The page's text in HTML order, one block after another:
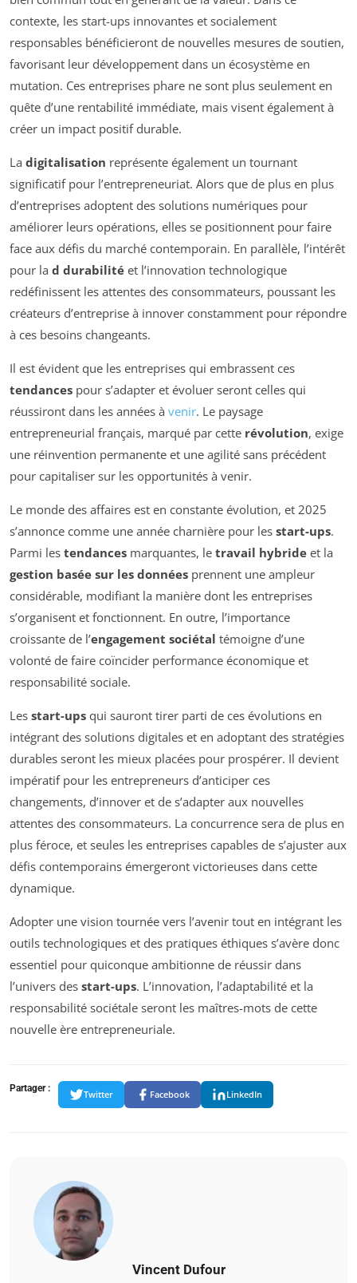
contexte, les start-ups innovantes et socialement
responsables bénéficieront de nouvelles mesures de soutien,
favorisant leur développement dans un écosystème en
mutation. Ces entreprises phare ne sont plus seulement en
quête d’une rentabilité immédiate, mais visent également à
créer un impact positif durable.
La digitalisation représente également un tournant
significatif pour l’entrepreneuriat. Alors que de plus en plus
d’entreprises adoptent des solutions numériques pour
améliorer leurs opérations, elles se positionnent pour faire
face aux défis du marché contemporain. En parallèle, l’intérêt
pour la d durabilité et l’innovation technologique
redéfinissent les attentes des consommateurs, poussant les
créateurs d’entreprise à innover constamment pour répondre
à ces besoins changeants.
Il est évident que les entreprises qui embrassent ces
tendances pour s’adapter et évoluer seront celles qui
réussiront dans les années à venir. Le paysage
entrepreneurial français, marqué par cette révolution, exige
une réinvention permanente et une agilité sans précédent
pour capitaliser sur les opportunités à venir.
Le monde des affaires est en constante évolution, et 2025
s’annonce comme une année charnière pour les start-ups.
Parmi les tendances marquantes, le travail hybride et la
gestion basée sur les données prennent une ampleur
considérable, modifiant la manière dont les entreprises
s’organisent et fonctionnent. En outre, l’importance
croissante de l’engagement sociétal témoigne d’une
volonté de faire coïncider performance économique et
responsabilité sociale.
Les start-ups qui sauront tirer parti de ces évolutions en
intégrant des solutions digitales et en adoptant des stratégies
durables seront les mieux placées pour prospérer. Il devient
impératif pour les entrepreneurs d’anticiper ces
changements, d’innover et de s’adapter aux nouvelles
attentes des consommateurs. La concurrence sera de plus en
plus féroce, et seules les entreprises capables de s’ajuster aux
défis contemporains émergeront victorieuses dans cette
dynamique.
Adopter une vision tournée vers l’avenir tout en intégrant les
outils technologiques et des pratiques éthiques s’avère donc
essentiel pour quiconque ambitionne de réussir dans
l’univers des start-ups. L’innovation, l’adaptabilité et la
responsabilité sociétale seront les maîtres-mots de cette
nouvelle ère entrepreneuriale.
Partager :
Twitter Facebook LinkedIn
Vincent Dufour